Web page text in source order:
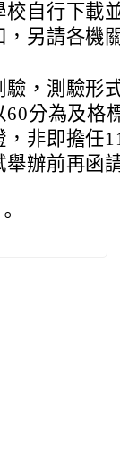
校自行下載
，另請各機
，測驗形
分為及格
非即擔任
舉辦前再函